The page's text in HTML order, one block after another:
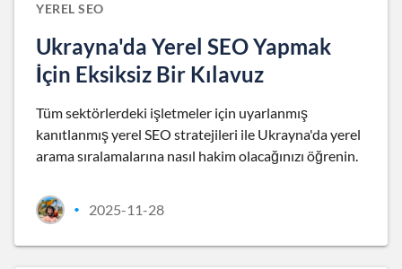
YEREL SEO
Ukrayna'da Yerel SEO Yapmak
İçin Eksiksiz Bir Kılavuz
Tüm sektörlerdeki işletmeler için uyarlanmış
kanıtlanmış yerel SEO stratejileri ile Ukrayna'da yerel
arama sıralamalarına nasıl hakim olacağınızı öğrenin.
• 2025-11-28